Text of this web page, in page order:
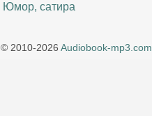
Юмор, сатира
© 2010-2026 Audiobook-mp3.com